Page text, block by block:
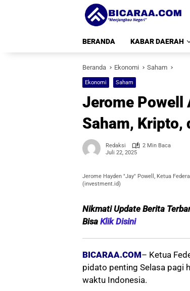
BERANDA KABAR DAERAH
Beranda Ekonomi Saham
Ekonomi Saham
Jerome Powell
Saham, Kripto,
Redaksi
2 Min Baca
Juli 22, 2025
Jerome Hayden "Jay" Powell, Ketua
(investment.id)
Nikmati Update Berita
Bisa Klik Disini
BICARAA.COM– Ketua
pidato penting Selasa pagi
waktu Indonesia.